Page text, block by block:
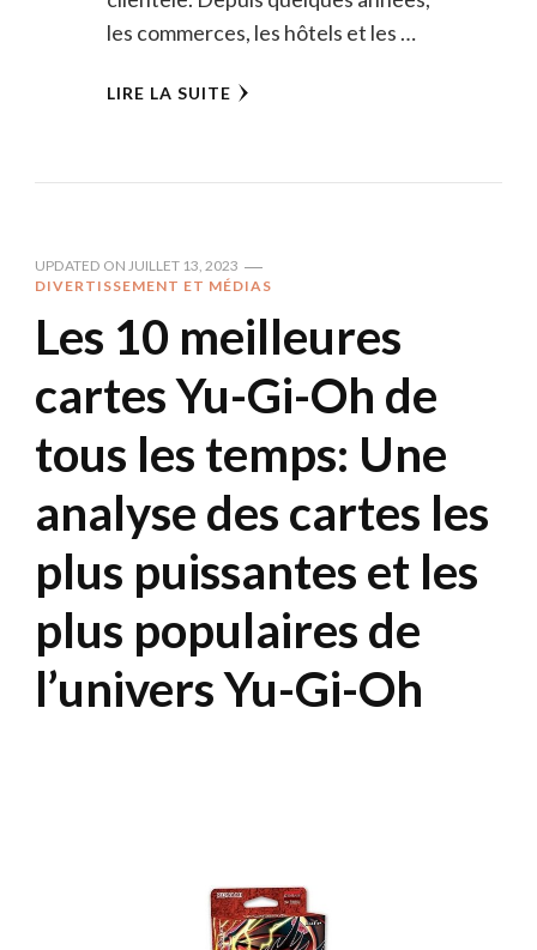
les commerces, les hôtels et les …
LIRE LA SUITE
UPDATED ON JUILLET 13, 2023
DIVERTISSEMENT ET MÉDIAS
Les 10 meilleures
cartes Yu-Gi-Oh de
tous les temps: Une
analyse des cartes les
plus puissantes et les
plus populaires de
l’univers Yu-Gi-Oh